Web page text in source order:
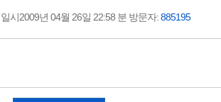
시2009년 04월 26일 22:58 분 방문자:885195